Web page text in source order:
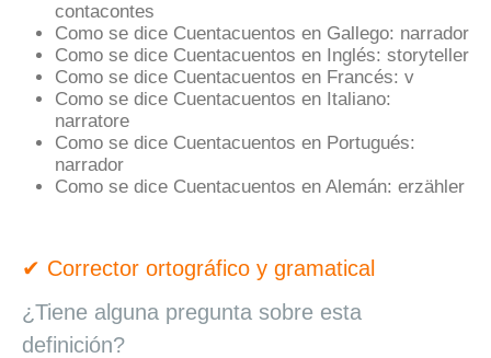
contacontes
Como se dice Cuentacuentos en Gallego: narrador
Como se dice Cuentacuentos en Inglés: storyteller
Como se dice Cuentacuentos en Francés: v
Como se dice Cuentacuentos en Italiano:
narratore
Como se dice Cuentacuentos en Portugués:
narrador
Como se dice Cuentacuentos en Alemán: erzähler
✔ Corrector ortográfico y gramatical
¿Tiene alguna pregunta sobre esta
definición?